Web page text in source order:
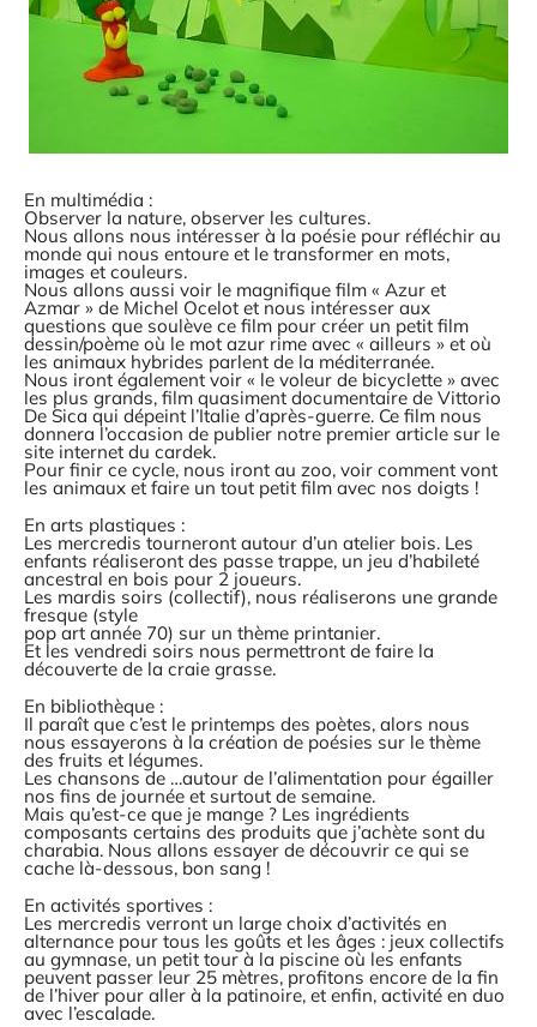
En multimédia :
Observer la nature, observer les cultures.
Nous allons nous intéresser à la poésie pour réfléchir au
monde qui nous entoure et le transformer en mots,
images et couleurs.
Nous allons aussi voir le magnifique film « Azur et
Azmar » de Michel Ocelot et nous intéresser aux
questions que soulève ce film pour créer un petit film
dessin/poème où le mot azur rime avec « ailleurs » et où
les animaux hybrides parlent de la méditerranée.
Nous iront également voir « le voleur de bicyclette » avec
les plus grands, film quasiment documentaire de Vittorio
De Sica qui dépeint l’Italie d’après-guerre. Ce film nous
donnera l’occasion de publier notre premier article sur le
site internet du cardek.
Pour finir ce cycle, nous iront au zoo, voir comment vont
les animaux et faire un tout petit film avec nos doigts !
En arts plastiques :
Les mercredis tourneront autour d’un atelier bois. Les
enfants réaliseront des passe trappe, un jeu d’habileté
ancestral en bois pour 2 joueurs.
Les mardis soirs (collectif), nous réaliserons une grande
fresque (style
pop art année 70) sur un thème printanier.
Et les vendredi soirs nous permettront de faire la
découverte de la craie grasse.
En bibliothèque :
Il paraît que c’est le printemps des poètes, alors nous
nous essayerons à la création de poésies sur le thème
des fruits et légumes.
Les chansons de …autour de l’alimentation pour égailler
nos fins de journée et surtout de semaine.
Mais qu’est-ce que je mange ? Les ingrédients
composants certains des produits que j’achète sont du
charabia. Nous allons essayer de découvrir ce qui se
cache là-dessous, bon sang !
En activités sportives :
Les mercredis verront un large choix d’activités en
alternance pour tous les goûts et les âges : jeux collectifs
au gymnase, un petit tour à la piscine où les enfants
peuvent passer leur 25 mètres, profitons encore de la fin
de l’hiver pour aller à la patinoire, et enfin, activité en duo
avec l’escalade.